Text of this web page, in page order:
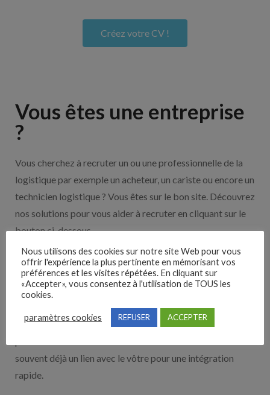
Créez votre CV !
Vous êtes une entreprise
?
Vous cherchez à recruter un ou une professionnelle de la
logistique par exemple un acheteur, un cariste ou encore un
technicien logistique ? Vous êtes sur le bon site. Découvrez
nos solutions pour vous aider à recruter en cliquant sur le
bouton ci-dessous.
Nos solutions entreprises
Découvrez nos partenaires ! Moteurs de recherches,
multidiffuseurs, sites payant… nombreux sont nos
souvent déjà un lien avec le vôtre pour une intégration
rapide.
Nous utilisons des cookies sur notre site Web pour vous
offrir l'expérience la plus pertinente en mémorisant vos
préférences et les visites répétées. En cliquant sur
«Accepter», vous consentez à l'utilisation de TOUS les
cookies.
paramètres cookies REFUSER ACCEPTER